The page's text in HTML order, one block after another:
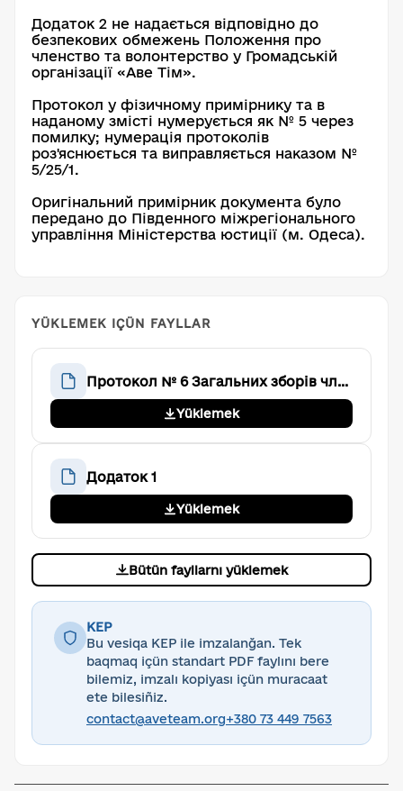
Додаток 2 не надається відповідно до
безпекових обмежень Положення про
членство та волонтерство у Громадській
організації «Аве Тім».
Протокол у фізичному примірнику та в
наданому змісті нумерується як № 5 через
помилку; нумерація протоколів
роз'яснюється та виправляється наказом №
5/25/1.
Оригінальний примірник документа було
передано до Південного міжрегіонального
управління Міністерства юстиції (м. Одеса).
YÜKLEMEK IÇÜN FAYLLAR
Протокол № 6 Загальних зборів членів Громадської організації «Аве Тім»
Yüklemek
Додаток 1
Yüklemek
Bütün fayllarnı yüklemek
KEP
Bu vesiqa KEP ile imzalanğan. Tek
baqmaq içün standart PDF faylını bere
bilemiz, imzalı kopiyası içün muracaat
ete bilesiñiz.
contact@aveteam.org+380 73 449 7563